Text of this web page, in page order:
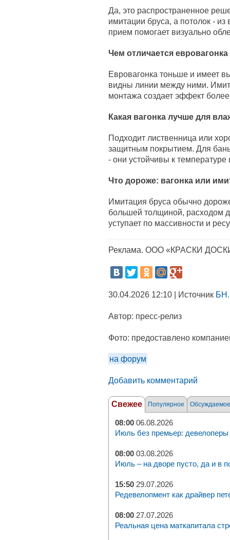
Да, это распространенное
имитации бруса, а потолок - из
прием помогает визуально
Чем отличается
Евровагонка тоньше и имеет
видны линии между ними.
монтажа создает эффект
Какая вагонка лучше для
Подходит лиственница или
защитным покрытием. Для
- они устойчивы к
Что дороже: вагонка или
Имитация бруса обычно
большей толщиной, расходом
уступает по массивности и
Реклама. ООО «КРАСКИ
30.04.2026 12:10 | Источник
Автор: пресс-релиз
Фото: предоставлено
на форум
Добавить комментарий
Свежее Популярное Обсуждаемое
08:00 06.08.2026
Июль без премьер: девелоперы
08:00 03.08.2026
Июль – на дворе пусто, да и в
15:50 29.07.2026
Редевелопмент как драйвер
08:00 27.07.2026
Реальная цена маткапитала